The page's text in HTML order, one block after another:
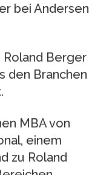
bei Andersen
Berger
den Branchen
MBA von
einem
zu Roland